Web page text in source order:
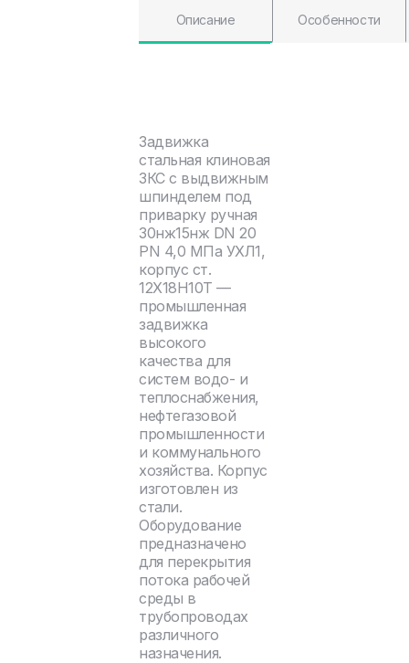
Описание Особенности
Задвижка
стальная клиновая
ЗКС с выдвижным
шпинделем под
приварку ручная
30нж15нж DN 20
PN 4,0 МПа УХЛ1,
корпус ст.
12Х18Н10Т —
промышленная
задвижка
высокого
качества для
систем водо- и
теплоснабжения,
нефтегазовой
промышленности
и коммунального
хозяйства. Корпус
изготовлен из
стали.
Оборудование
предназначено
для перекрытия
потока рабочей
среды в
трубопроводах
различного
назначения.